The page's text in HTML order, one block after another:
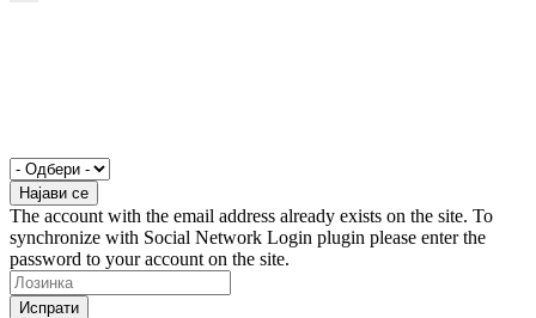
The account with the email address already exists on the site. To
synchronize with Social Network Login plugin please enter the
password to your account on the site.